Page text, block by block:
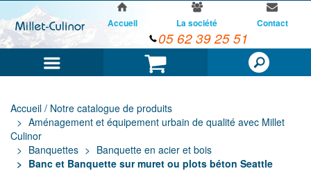
Panier
Accueil La société Contact
05 62 39 25 51
Accueil / Notre catalogue de produits
Aménagement et équipement urbain de qualité avec Millet
Culinor
Banquettes
Banquette en acier et bois
Banc et Banquette sur muret ou plots béton Seattle